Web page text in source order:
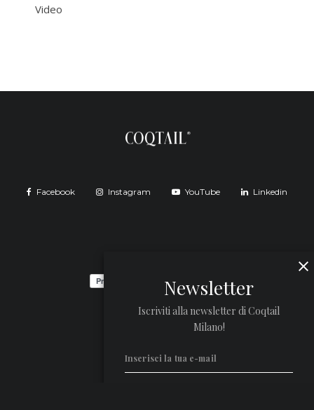
Video
Facebook Instagram YouTube Linkedin
Newsletter
Iscriviti alla newsletter di Coqtail
Milano!